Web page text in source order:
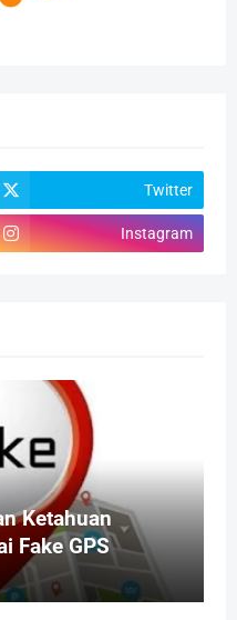
Twitter
Instagram
Ketahuan
Fake GPS